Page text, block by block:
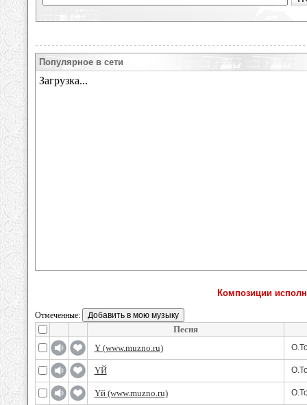
Популярное в сети
Композиции
Отмеченные:
Песня
Y (www.muzno.ru)
YЙ
Yй (www.muzno.ru)